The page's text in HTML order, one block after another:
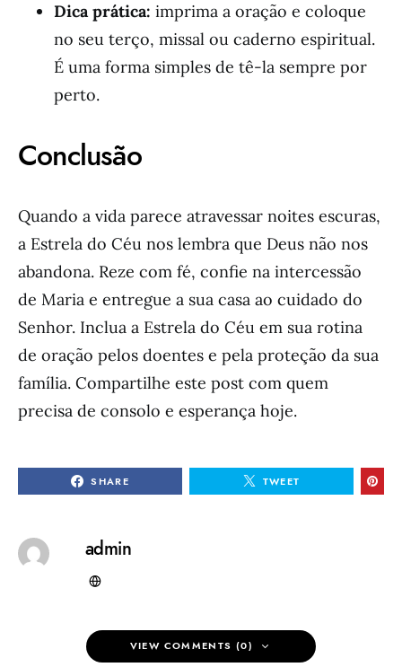
Dica prática: imprima a oração e coloque
no seu terço, missal ou caderno espiritual.
É uma forma simples de tê-la sempre por
perto.
Conclusão
Quando a vida parece atravessar noites escuras,
a Estrela do Céu nos lembra que Deus não nos
abandona. Reze com fé, confie na intercessão
de Maria e entregue a sua casa ao cuidado do
Senhor. Inclua a Estrela do Céu em sua rotina
de oração pelos doentes e pela proteção da sua
família. Compartilhe este post com quem
precisa de consolo e esperança hoje.
SHARE TWEET
admin
VIEW COMMENTS (0)